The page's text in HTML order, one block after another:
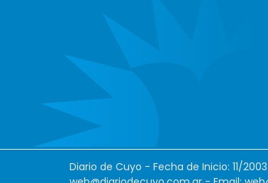
Diario de Cuyo - Fecha de Inicio: 11/